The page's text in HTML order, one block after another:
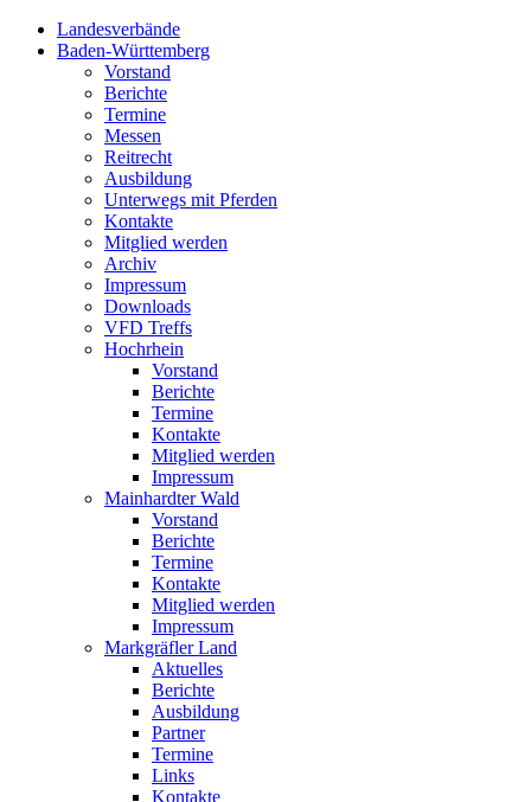
Landesverbände
Baden-Württemberg
Vorstand
Berichte
Termine
Messen
Reitrecht
Ausbildung
Unterwegs mit Pferden
Kontakte
Mitglied werden
Archiv
Impressum
Downloads
VFD Treffs
Hochrhein
Vorstand
Berichte
Termine
Kontakte
Mitglied werden
Impressum
Mainhardter Wald
Vorstand
Berichte
Termine
Kontakte
Mitglied werden
Impressum
Markgräfler Land
Aktuelles
Berichte
Ausbildung
Partner
Termine
Links
Kontakte